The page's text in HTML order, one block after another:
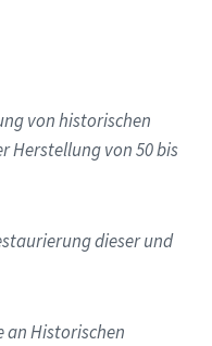
von historischen
Herstellung von 50 bis
dieser und
an Historischen